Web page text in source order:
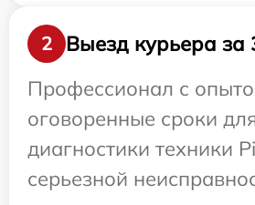
2
Выезд курьера за
Профессионал с
оговоренные сроки
диагностики техники
серьезной